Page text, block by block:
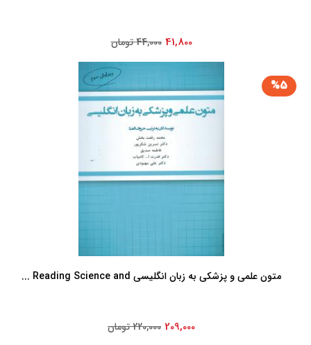
41,800 44,000 تومان
%5
متون علمی و پزشکی به زبان انگلیسی Reading Science and ...
209,000 220,000 تومان